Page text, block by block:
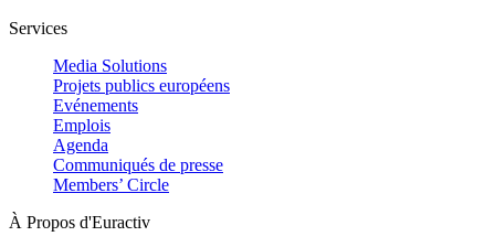
Services
Media Solutions
Projets publics européens
Evénements
Emplois
Agenda
Communiqués de presse
Members’ Circle
À Propos d'Euractiv